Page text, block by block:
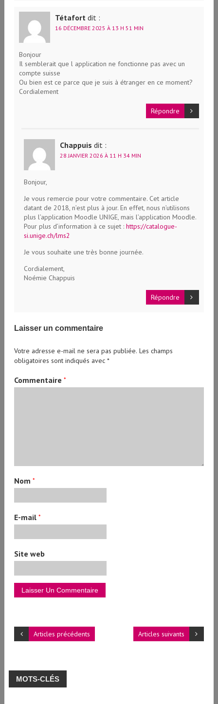
Tétafort dit :
16 DÉCEMBRE 2025 À 13 H 51 MIN
Bonjour
Il semblerait que l application ne fonctionne pas avec un
compte suisse
Ou bien est ce parce que je suis à étranger en ce moment?
Cordialement
Répondre
Chappuis dit :
28 JANVIER 2026 À 11 H 34 MIN
Bonjour,
Je vous remercie pour votre commentaire. Cet article
datant de 2018, n’est plus à jour. En effet, nous n’utilisons
plus l’application Moodle UNIGE, mais l’application Moodle.
Pour plus d’information à ce sujet :https://catalogue-
si.unige.ch/lms2
Je vous souhaite une très bonne journée.
Cordialement,
Noémie Chappuis
Répondre
Laisser un commentaire
Votre adresse e-mail ne sera pas publiée. Les champs
obligatoires sont indiqués avec*
Commentaire*
Nom*
E-mail*
Site web
Articles suivants
Articles précédents
MOTS-CLÉS